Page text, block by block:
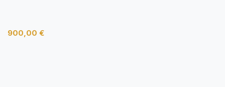
900,00 €